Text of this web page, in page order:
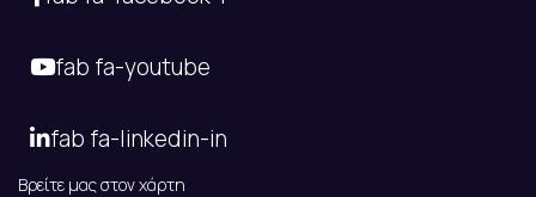
fab fa-youtube
fab fa-linkedin-in
Βρείτε μας στον χάρτη